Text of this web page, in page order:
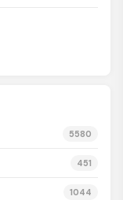
5580
451
1044